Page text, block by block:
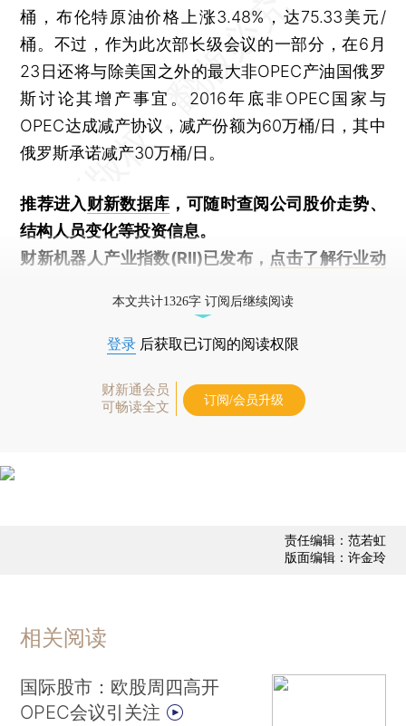
桶，布伦特原油价格上涨3.48%，达75.33美元/
桶。不过，作为此次部长级会议的一部分，在6月
23日还将与除美国之外的最大非OPEC产油国俄罗
斯讨论其增产事宜。2016年底非OPEC国家与
OPEC达成减产协议，减产份额为60万桶/日，其中
俄罗斯承诺减产30万桶/日。
推荐进入财新数据库 ，可随时查阅公司股价走势、
结构人员变化等投资信息。
财新机器人产业指数(RII)已发布， 点击了解行业动
本文共计1326字 订阅后继续阅读
登录 后获取已订阅的阅读权限
财新通会员
可畅读全文
订阅/会员升级
责任编辑：范若虹
版面编辑：许金玲
相关阅读
国际股市：欧股周四高开
OPEC会议引关注